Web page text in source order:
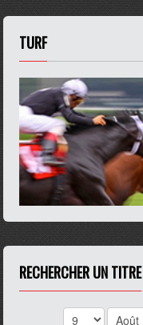
TURF
RECHERCHER UN TITRE